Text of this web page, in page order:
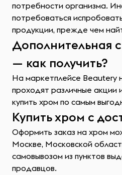
потребности организма.
потребоваться
продукции, прежде чем
Дополнительная
— как получить?
На маркетплейсе Beautery
проходят различные акции
купить хром по самым
Купить хром с
Оформить заказ на хром
Москве, Московской
самовывозом из пунктов
продавцов.